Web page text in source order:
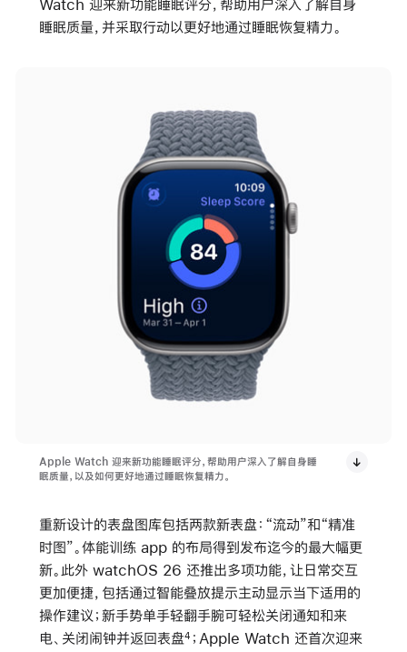
Watch 迎来新功能睡眠评分，帮助用户深入了解自身
睡眠质量，并采取行动以更好地通过睡眠恢复精力。
Apple Watch 迎来新功能睡眠评分，帮助用户深入了解自身睡
眠质量，以及如何更好地通过睡眠恢复精力。
重新设计的表盘图库包括两款新表盘：“流动”和“精准
时图”。体能训练 app 的布局得到发布迄今的最大幅更
新。此外 watchOS 26 还推出多项功能，让日常交互
更加便捷，包括通过智能叠放提示主动显示当下适用的
操作建议；新手势单手轻翻手腕可轻松关闭通知和来
电、关闭闹钟并返回表盘4 ；Apple Watch 还首次迎来